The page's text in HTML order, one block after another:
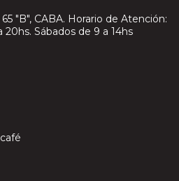
"B", CABA. Horario de Atención:
Sábados de 9 a 14hs